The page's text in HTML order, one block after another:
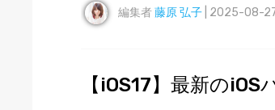
編集者藤原 弘子 | 2025-08-
【iOS17】最新の